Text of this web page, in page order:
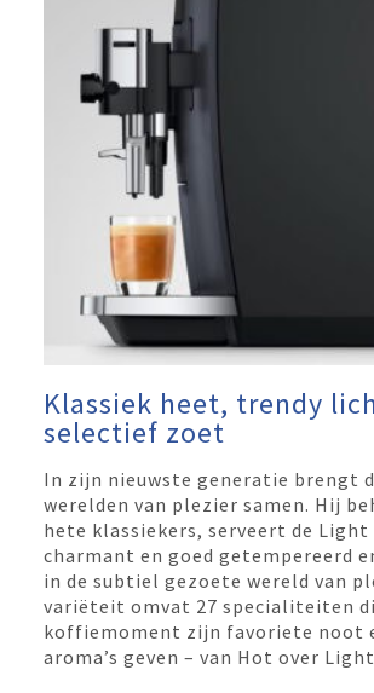
Klassiek heet, trendy
selectief zoet
In zijn nieuwste generatie brengt
werelden van plezier samen. Hij
hete klassiekers, serveert de Light
charmant en goed getempereerd
in de subtiel gezoete wereld van
variëteit omvat 27 specialiteiten
koffiemoment zijn favoriete noot
aroma’s geven – van Hot over